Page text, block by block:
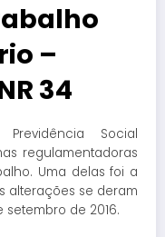
–
34
Social
regulamentadoras
Uma delas foi a
alterações se deram
setembro de 2016.